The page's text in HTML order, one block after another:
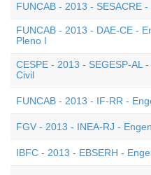
FUNCAB - 2013 - SESACRE
FUNCAB - 2013 - DAE-CE -
Pleno I
CESPE - 2013 - SEGESP-AL
Civil
FUNCAB - 2013 - IF-RR -
FGV - 2013 - INEA-RJ -
IBFC - 2013 - EBSERH -